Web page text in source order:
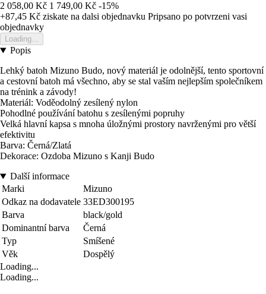
2 058,00 Kč 1 749,00 Kč -15%
+87,45 Kč ziskate na dalsi objednavku Pripsano po potvrzeni vasi
objednavky
Loading...
Popis
Lehký batoh Mizuno Budo, nový materiál je odolnější, tento sportovní
a cestovní batoh má všechno, aby se stal vaším nejlepším společníkem
na trénink a závody!
Materiál: Voděodolný zesílený nylon
Pohodlné používání batohu s zesílenými popruhy
Velká hlavní kapsa s mnoha úložnými prostory navrženými pro větší
efektivitu
Barva: Černá/Zlatá
Dekorace: Ozdoba Mizuno s Kanji Budo
Další informace
Marki
Mizuno
Odkaz na dodavatele 33ED300195
Barva
black/gold
Dominantní barva
Černá
Typ
Smíšené
Věk
Dospělý
Loading...
Loading...